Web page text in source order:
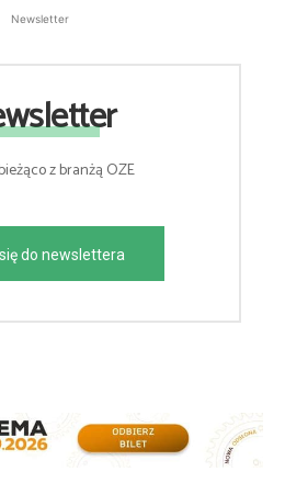
Newsletter
z branżą OZE
do newslettera